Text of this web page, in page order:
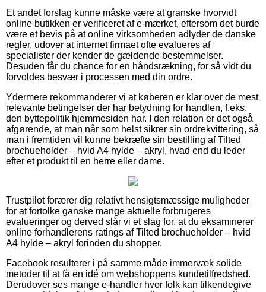
Et andet forslag kunne måske være at granske hvorvidt
online butikken er verificeret af e-mærket, eftersom det burde
være et bevis på at online virksomheden adlyder de danske
regler, udover at internet firmaet ofte evalueres af
specialister der kender de gældende bestemmelser.
Desuden får du chance for en håndsrækning, for så vidt du
forvoldes besvær i processen med din ordre.
Ydermere rekommanderer vi at køberen er klar over de mest
relevante betingelser der har betydning for handlen, f.eks.
den byttepolitik hjemmesiden har. I den relation er det også
afgørende, at man når som helst sikrer sin ordrekvittering, så
man i fremtiden vil kunne bekræfte sin bestilling af Tilted
brochueholder – hvid A4 hylde – akryl, hvad end du leder
efter et produkt til en herre eller dame.
Trustpilot forærer dig relativt hensigtsmæssige muligheder
for at fortolke ganske mange aktuelle forbrugeres
evalueringer og derved slår vi et slag for, at du eksaminerer
online forhandlerens ratings af Tilted brochueholder – hvid
A4 hylde – akryl forinden du shopper.
Facebook resulterer i på samme måde immervæk solide
metoder til at få en idé om webshoppens kundetilfredshed.
Derudover ses mange e-handler hvor folk kan tilkendegive